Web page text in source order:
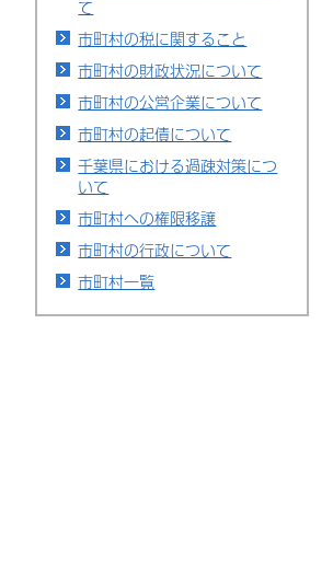
て
市町村の税に関すること
市町村の財政状況について
市町村の公営企業について
市町村の起債について
千葉県における過疎対策につ
いて
市町村への権限移譲
市町村の行政について
市町村一覧